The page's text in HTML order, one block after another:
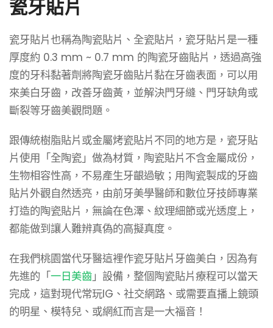
瓷牙貼片
瓷牙貼片也稱為陶瓷貼片、全瓷貼片，瓷牙貼片是一種
厚度約 0.3 mm ~ 0.7 mm 的陶瓷牙齒貼片，透過高強
度的牙科黏著劑將陶瓷牙齒貼片黏在牙齒表面，可以用
來美白牙齒，改善牙齒黃，並解決門牙縫、門牙缺角或
斷裂等牙齒美觀問題。
跟傳統樹脂貼片或金屬烤瓷貼片不同的地方是，瓷牙貼
片使用「全陶瓷」做為材質，陶瓷貼片不含金屬成份，
生物相容性高，不易產生牙齦過敏；用陶瓷製成的牙齒
貼片外觀自然透亮，由前牙美學醫師和數位牙技師專業
打造的陶瓷貼片，無論在色澤、紋理細節或光透度上，
都能做到讓人難辨真偽的高擬真度。
在我們桃園當代牙醫這裡作瓷牙貼片牙齒美白，因為有
先進的「一日美齒」設備，整個陶瓷貼片療程可以當天
完成，這對現代常玩IG、社交網路、或需要直播上鏡頭
的明星、模特兒、或網紅而言是一大福音！